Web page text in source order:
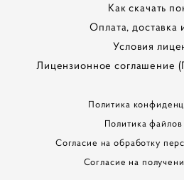
Как скачать
Оплата, доставка
Условия
Лицензионное соглашение
Политика
Политика
Согласие на обработку
Согласие на